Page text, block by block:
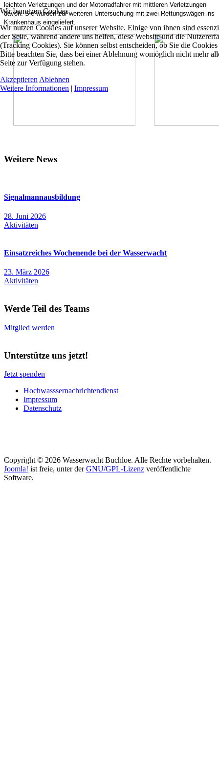
leichten Verletzungen und der Motorradfahrer mit mittleren Verletzungen
davon. Sie wurden zur weiteren Untersuchung mit zwei Rettungswägen ins
Krankenhaus eingeliefert.
Weitere News
Signalmannausbildung
28. Juni 2026
Aktivitäten
Einsatzreiches Wochenende bei der Wasserwacht
23. März 2026
Aktivitäten
Werde Teil des Teams
Mitglied werden
Unterstütze uns jetzt!
Jetzt spenden
Hochwasssernachrichtendienst
Impressum
Datenschutz
Copyright © 2026 Wasserwacht Buchloe. Alle Rechte vorbehalten.
Joomla! ist freie, unter derGNU/GPL-Lizenz veröffentlichte
Software.
Wir benutzen Cookies
Wir nutzen Cookies auf unserer Website. Einige von ihnen sind
der Seite, während andere uns helfen, diese Website und die
(Tracking Cookies). Sie können selbst entscheiden, ob Sie die
Bitte beachten Sie, dass bei einer Ablehnung womöglich nicht mehr
Seite zur Verfügung stehen.
Akzeptieren Ablehnen
Weitere Informationen | Impressum